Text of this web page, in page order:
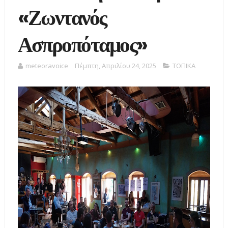
«Ζωντανός
Ασπροπόταμος»
meteoravoice Πέμπτη, Απριλίου 24, 2025 ΤΟΠΙΚΑ